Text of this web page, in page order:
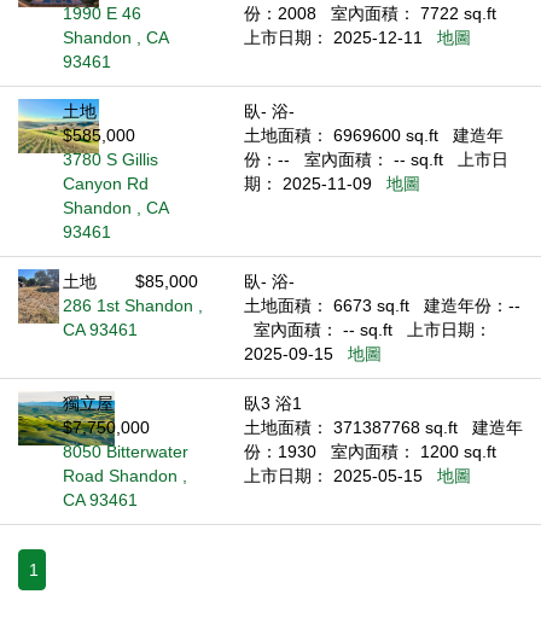
1990 E 46
Shandon , CA
93461
份：2008
室內面積： 7722 sq.ft
上市日期： 2025-12-11
地圖
土地
$585,000
3780 S Gillis
Canyon Rd
Shandon , CA
93461
臥- 浴-
土地面積： 6969600 sq.ft
建造年
份：--
室內面積： -- sq.ft
上市日
期： 2025-11-09
地圖
土地
$85,000
286 1st Shandon ,
CA 93461
臥- 浴-
土地面積： 6673 sq.ft
建造年份：--
室內面積： -- sq.ft
上市日期：
2025-09-15
地圖
獨立屋
$7,750,000
8050 Bitterwater
Road Shandon ,
CA 93461
臥3 浴1
土地面積： 371387768 sq.ft
建造年
份：1930
室內面積： 1200 sq.ft
上市日期： 2025-05-15
地圖
1